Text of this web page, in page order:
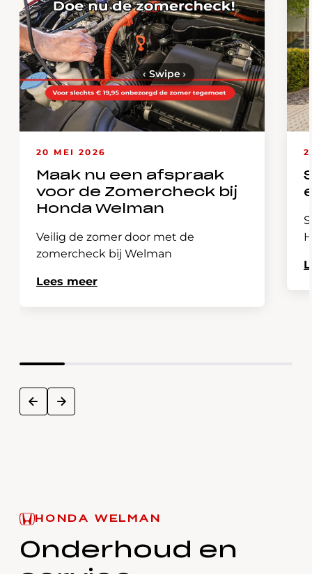
20 MEI 2026
Maak nu een afspraak
voor de Zomercheck bij
Honda Welman
Veilig de zomer door met de
zomercheck bij Welman
Lees meer
prev next
‹ Swipe›
HONDA WELMAN
Onderhoud en